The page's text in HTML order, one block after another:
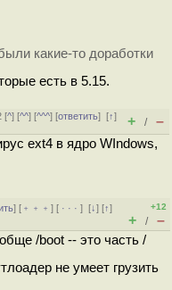
какие-то доработки
есть в 5.15.
[^] [^^] [^^^] [ответить][↑]
+ / –
ext4 в ядро WIndows,
] [ ﹢﹢﹢] [ · · ·][↓] [↑]
+12
+ / –
/boot -- это часть /
не умеет грузить